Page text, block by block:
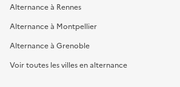
Alternance à Rennes
Alternance à Montpellier
Alternance à Grenoble
Voir toutes les villes en alternance